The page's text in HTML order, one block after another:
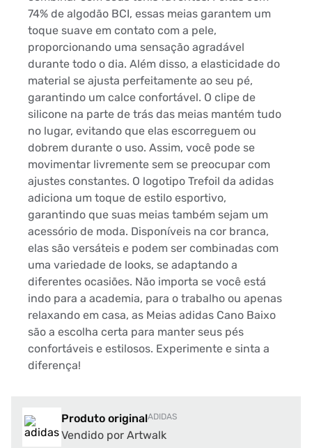
74% de algodão BCI, essas meias garantem um
toque suave em contato com a pele,
proporcionando uma sensação agradável
durante todo o dia. Além disso, a elasticidade do
material se ajusta perfeitamente ao seu pé,
garantindo um calce confortável. O clipe de
silicone na parte de trás das meias mantém tudo
no lugar, evitando que elas escorreguem ou
dobrem durante o uso. Assim, você pode se
movimentar livremente sem se preocupar com
ajustes constantes. O logotipo Trefoil da adidas
adiciona um toque de estilo esportivo,
garantindo que suas meias também sejam um
acessório de moda. Disponíveis na cor branca,
elas são versáteis e podem ser combinadas com
uma variedade de looks, se adaptando a
diferentes ocasiões. Não importa se você está
indo para a academia, para o trabalho ou apenas
relaxando em casa, as Meias adidas Cano Baixo
são a escolha certa para manter seus pés
confortáveis e estilosos. Experimente e sinta a
diferença!
Produto originalADIDAS
Vendido por Artwalk